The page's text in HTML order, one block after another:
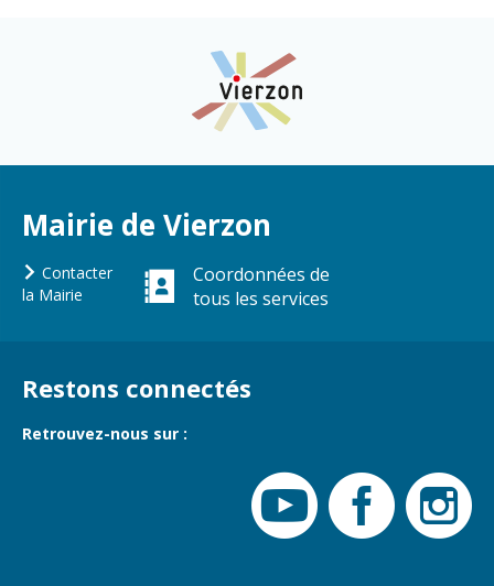
Mairie de Vierzon
Contacter
la Mairie
Coordonnées de
tous les services
Restons connectés
Retrouvez-nous sur :